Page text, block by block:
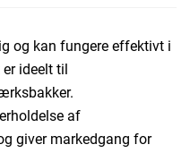
og kan fungere effektivt i
ideelt til
af
giver markedgang for